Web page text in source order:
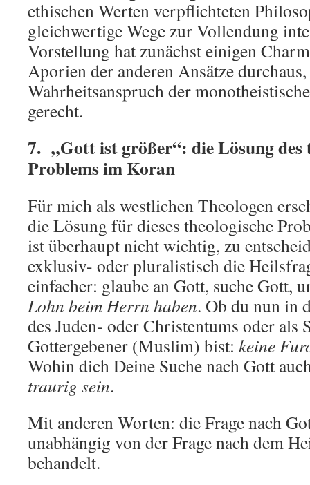
ethischen Werten verpflichteten
gleichwertige Wege zur Vollendung
Vorstellung hat zunächst einigen
Aporien der anderen Ansätze
Wahrheitsanspruch der
gerecht.
7. „Gott ist größer“: die Lösung des
Problems im Koran
Für mich als westlichen Theologen
die Lösung für dieses theologische
ist überhaupt nicht wichtig, zu
exklusiv- oder pluralistisch die
einfacher: glaube an Gott, suche Gott,
Lohn beim Herrn haben. Ob du nun in
des Juden- oder Christentums oder als
Gottergebener (Muslim) bist: keine
Wohin dich Deine Suche nach Gott
traurig sein.
Mit anderen Worten: die Frage nach
unabhängig von der Frage nach dem
behandelt.